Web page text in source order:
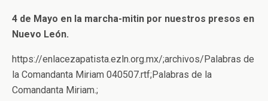
4 de Mayo en la marcha-mitin por nuestros presos en
Nuevo León.
https://enlacezapatista.ezln.org.mx/;archivos/Palabras de
la Comandanta Miriam 040507.rtf;Palabras de la
Comandanta Miriam.;